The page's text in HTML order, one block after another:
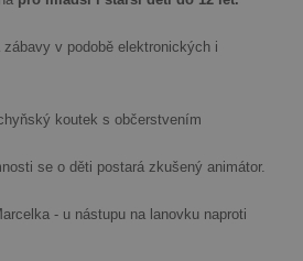
v podobě elektronických i
koutek s občerstvením
se o děti postará zkušený animátor.
- u nástupu na lanovku naproti